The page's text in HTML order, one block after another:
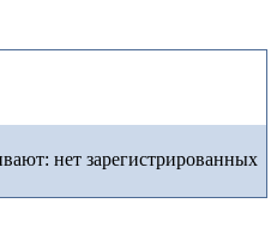
нет зарегистрированных